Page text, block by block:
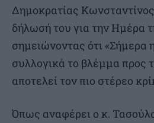
Δημοκρατίας
δήλωσή του για την Ημέρα
σημειώνοντας ότι «Σήμερα
συλλογικά το βλέμμα προς
αποτελεί τον πιο στέρεο
Όπως αναφέρει ο κ.